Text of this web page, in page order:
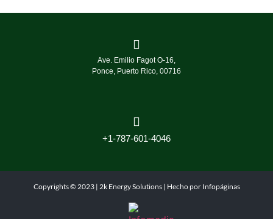
Ave. Emilio Fagot O-16,
Ponce, Puerto Rico, 00716
+1-787-601-4046
Copyrights © 2023 | 2k Energy Solutions | Hecho por Infopáginas